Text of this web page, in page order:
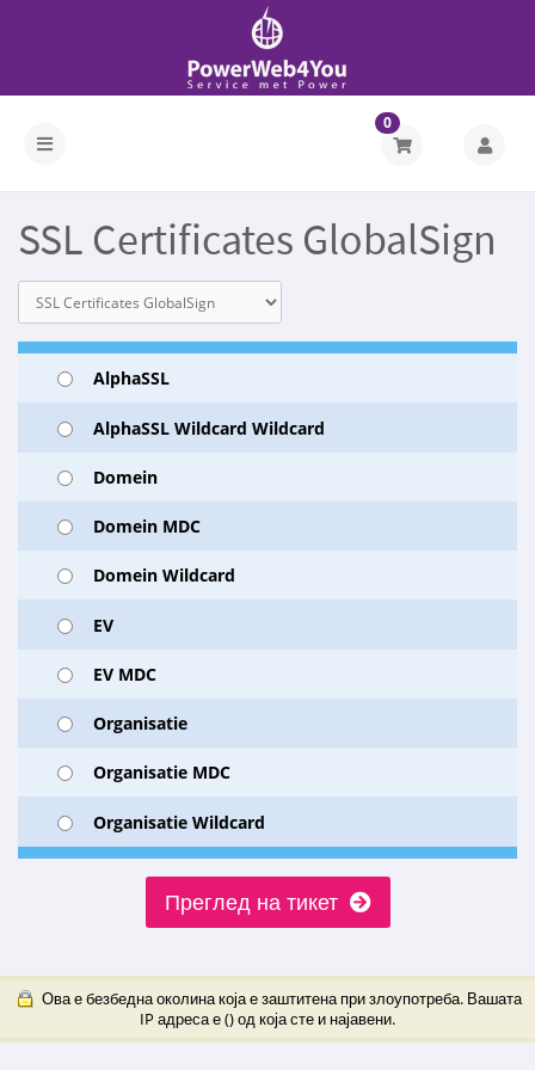
0
SSL Certificates GlobalSign
AlphaSSL
AlphaSSL Wildcard Wildcard
Domein
Domein MDC
Domein Wildcard
EV
EV MDC
Organisatie
Organisatie MDC
Organisatie Wildcard
Преглед на тикет
Ова е безбедна околина која е заштитена при злоупотреба. Вашата
IP адреса е () од која сте и најавени.